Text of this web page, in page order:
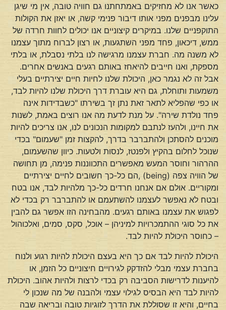
כאשר אנו לא מחזיקים באמתחתנו גם חוויה טובה, אין מי שיגן
עלינו מבפנים מפני אותו דיבור פנימי קשה, או יאזן את הקולות
התוקפניים שלנו. במיקרים קיצוניים אנו יכולים לחוות חרדה של
ממש, דיכאון, פחד מפני השתגעות, או רצון לברוח מתוך עצמנו
לא משנה מה. חברת עצמנו מרגישה לנו בלתי נסבלת, או בלתי
מספקת, ואנו חייבים להיאחז באותם רגעים באנשים אחרים.
אבל זה לא נגמר כאן, היכולת שלנו לחיות חיים יצירתיים בעלי
משמעות ותוחלת, גם היא עוברת דרך היכולת שלנו להיות לבד,
או כפי שהפליא לתאר זאת נתן זך בשירתו "כשבדידות אינה
פחד נולדת שירה". על מנת לדעת מה אנו רוצים באמת, לשנות
את חיינו, ולהעז לנתבם למקומות הנכונים לנו, אנו צריכים להיות
מוכנים להסתכן ולהתברבר בדרך, להקצות זמן "שעמום" בכדי
שנוכל לחלום בהקיץ ולפנטז, לנסות ולטעות. כיוון שהשעמום,
ההרהור וחוסר המעש מאפשרים התכווננות פנימה, מן תחושה
של הוויה צפה (being) ,הם כל-כך חשובים לחיים יצירתיים
ומקוריים. אולם אם אנחנו חרדים כל-כך מלהיות לבד, אנו בטח
ובטח לא נאפשר לעצמנו להשתעמם או להתברבר רק בכדי לא
לפגוש את עצמנו באותם רגעים. מהבחינה הזו אפשר גם להבין
את כל סוגי ההתמכרויות למיניהן – אוכל, סקס, סמים, ואלכוהול
– כחוסר היכולת להיות לבד.
היכולת להיות לבד אם כך היא בעצם היכולת להיות רגוע ולנוח
בחברת עצמי מבלי להזדקק לגירויים חיצוניים כל הזמן, או
להיענות לדרישות הסביבה רק בכדי לרצות ולהיות אהוב. היכולת
להיות לבד היא הבסיס לגילוי עצמי ולהבנה של מה שנכון לי
בחיים, והיא זו שסוללת את הדרך לזוגיות טובה ובריאה שבה